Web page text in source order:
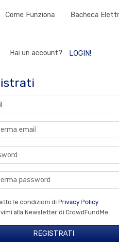
Come Funziona Bacheca
Hai un account? LOGIN!
le condizioni di Privacy Policy
alla Newsletter di CrowdFundMe